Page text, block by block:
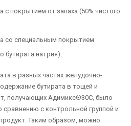
с покрытием от запаха (50% чистого
со специальным покрытием
бутирата натрия).
в разных частях желудочно-
бутирата в тощей и
получающих Адимикс®30C, было
с контрольной группой и
Таким образом, можно